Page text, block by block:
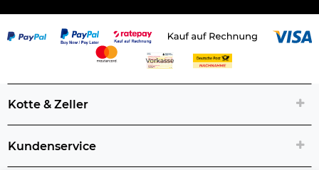
Kotte & Zeller
Kundenservice